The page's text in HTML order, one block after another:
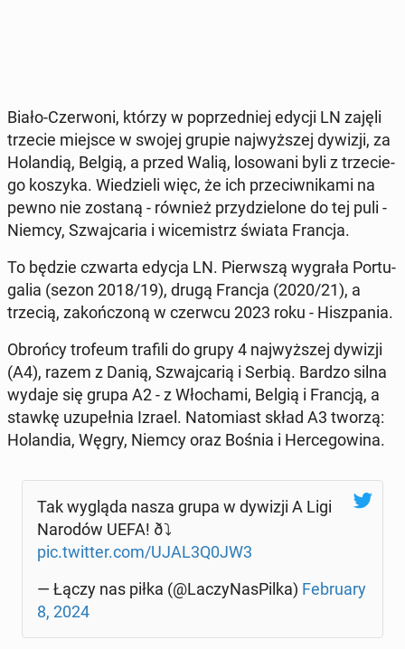
Biało-Czer­wo­ni, którzy w po­przed­niej edycji LN zajęli
trzecie miejsce w swojej grupie naj­wyż­szej dywizji, za
Ho­lan­dią, Belgią, a przed Walią, lo­so­wa­ni byli z trze­cie­
go koszyka. Wie­dzie­li więc, że ich prze­ciw­ni­ka­mi na
pewno nie zostaną - również przy­dzie­lo­ne do tej puli -
Niemcy, Szwaj­ca­ria i wi­ce­mistrz świata Francja.
To będzie czwarta edycja LN. Pierw­szą wygrała Por­tu­
ga­lia (sezon 2018/19), drugą Francja (2020/21), a
trzecią, za­koń­czo­ną w czerwcu 2023 roku - Hisz­pa­nia.
Obrońcy trofeum trafili do grupy 4 naj­wyż­szej dywizji
(A4), razem z Danią, Szwaj­ca­rią i Serbią. Bardzo silna
wydaje się grupa A2 - z Wło­cha­mi, Belgią i Francją, a
stawkę uzu­peł­nia Izrael. Na­to­miast skład A3 tworzą:
Ho­lan­dia, Węgry, Niemcy oraz Bośnia i Her­ce­go­wi­na.
Tak wygląda nasza grupa w dywizji A Ligi
Narodów UEFA! ð⤵
pic.twitter.com/UJAL3Q0JW3
— Łączy nas piłka (@La­czy­Na­sPil­ka) Fe­bru­ary
8, 2024